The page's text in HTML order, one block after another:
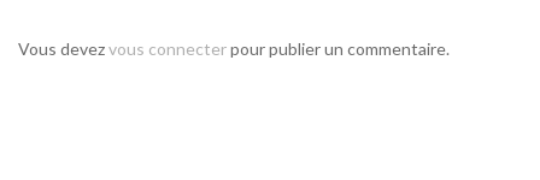
Vous devezvous connecterpour publier un commentaire.